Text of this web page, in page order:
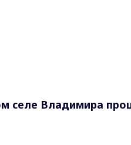
селе Владимира